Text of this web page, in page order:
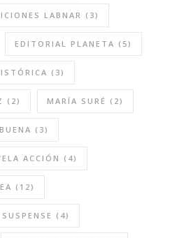
LABNAR (3)
EDITORIAL PLANETA (5)
(3)
(2) MARÍA SURÉ (2)
(3)
ACCIÓN (4)
(12)
(4)